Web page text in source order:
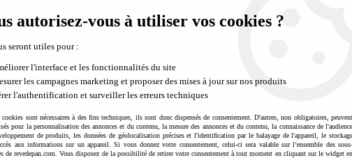
CREATIFS MODE &
autorisez-vous à utiliser vos cookies ?
seront utiles pour :
l'interface et les fonctionnalités du site
les campagnes marketing et proposer des mises à jour sur nos produits
l'authentification et surveiller les erreurs techniques
cookies sont nécessaires à des fins techniques, ils sont donc dispensés de consentement. D'autres, non obligatoires, peuvent
pour la personnalisation des annonces et du contenu, la mesure des annonces et du contenu, la connaissance de l'audience
de produits, les données de géolocalisation précises et l'identification par le balayage de l'appareil, le stockage
aux informations sur un appareil. Si vous donnez votre consentement, celui-ci sera valable sur l’ensemble des sous-
de revedepan.com. Vous disposez de la possibilité de retirer votre consentement à tout moment en cliquant sur le widget en